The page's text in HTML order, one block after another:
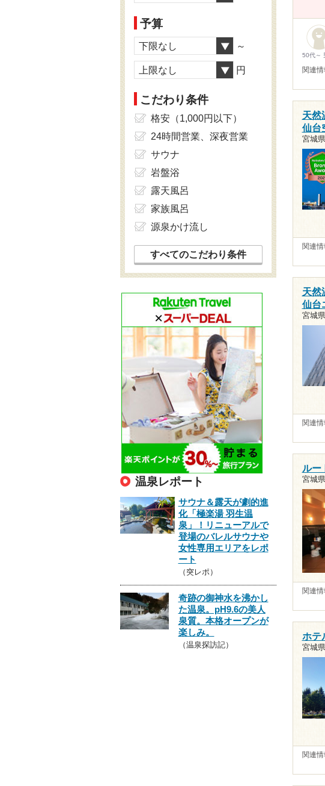
50代～
関連情
天
仙台
宮城
関連情
天
仙台
宮城
関連情
ルー
宮城
関連情
ホテ
宮城
関連情
予算
下限なし ～
上限なし 円
こだわり条件
格安（1,000円以下）
24時間営業、深夜営業
サウナ
岩盤浴
露天風呂
家族風呂
源泉かけ流し
すべてのこだわり条件
温泉レポート
サウナ＆露天が劇的進
化「極楽湯 羽生温
泉」！リニューアルで
登場のバレルサウナや
女性専用エリアをレポ
ート
（突レポ）
奇跡の御神水を沸かし
た温泉。pH9.6の美人
泉質。本格オープンが
楽しみ。
（温泉探訪記）